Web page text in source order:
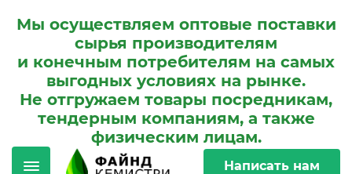
Мы осуществляем оптовые поставки
сырья производителям
и конечным потребителям на самых
выгодных условиях на рынке.
Не отгружаем товары посредникам,
тендерным компаниям, а также
физическим лицам.
Написать нам